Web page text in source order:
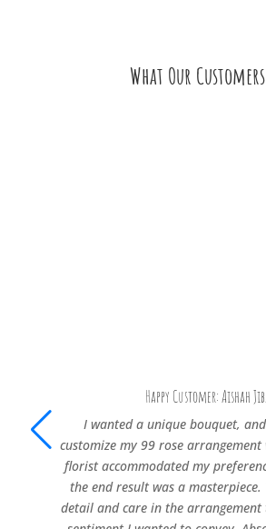
What Our
Happy Customer: Aishah
I wanted a unique bouquet,
customize my 99 rose arrangement
florist accommodated my
the end result was a
detail and care in the